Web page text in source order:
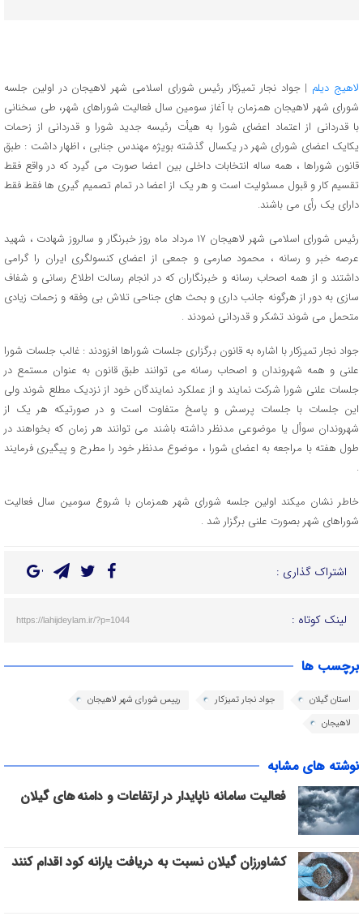
لاهیج دیلم | جواد نجار تمیزکار رئیس شورای اسلامی شهر لاهیجان در اولین جلسه
شورای شهر لاهیجان همزمان با آغاز سومین سال فعالیت شوراهای شهر، طی سخنانی
با قدردانی از اعتماد اعضای شورا به هیأت رئیسه جدید شورا و قدردانی از زحمات
یکایک اعضای شورای شهر در یکسال گذشته بویژه مهندس جنابی ، اظهار داشت : طبق
قانون شوراها ، همه ساله انتخابات داخلی بین اعضا صورت می گیرد که در واقع فقط
تقسیم کار و قبول مسئولیت است و هر یک از اعضا در تمام تصمیم گیری ها فقط فقط
دارای یک رأی می باشند.
رئیس شورای اسلامی شهر لاهیجان ۱۷ مرداد ماه روز خبرنگار و سالروز شهادت ، شهید
عرصه خبر و رسانه ، محمود صارمی و جمعی از اعضای کنسولگری ایران را گرامی
داشتند و از همه اصحاب رسانه و خبرنگاران که در انجام رسالت اطلاع رسانی و شفاف
سازی به دور از هرگونه جانب داری و بحث های جناحی تلاش بی وفقه و زحمات زیادی
متحمل می شوند تشکر و قدردانی نمودند .
جواد نجار تمیزکار با اشاره به قانون برگزاری جلسات شوراها افزودند : غالب جلسات شورا
علنی و همه شهروندان و اصحاب رسانه می توانند طبق قانون به عنوان مستمع در
جلسات علنی شورا شرکت نمایند و از عملکرد نمایندگان خود از نزدیک مطلع شوند ولی
این جلسات با جلسات پرسش و پاسخ متفاوت است و در صورتیکه هر یک از
شهروندان سوأل یا موضوعی مدنظر داشته باشند می توانند هر زمان که بخواهند در
طول هفته با مراجعه به اعضای شورا ، موضوع مدنظر خود را مطرح و پیگیری فرمایند
.
خاطر نشان میکند اولین جلسه شورای شهر همزمان با شروع سومین سال فعالیت
شوراهای شهر بصورت علنی برگزار شد .
اشتراک گذاری :
لینک کوتاه : https://lahijdeylam.ir/?p=1044
برچسب ها
استان گیلان جواد نجار تمیزکار
رییس شورای شهر لاهیجان
لاهیجان
نوشته های مشابه
فعالیت سامانه ناپایدار در ارتفاعات و دامنه های گیلان
کشاورزان گیلان نسبت به دریافت یارانه کود اقدام کنند